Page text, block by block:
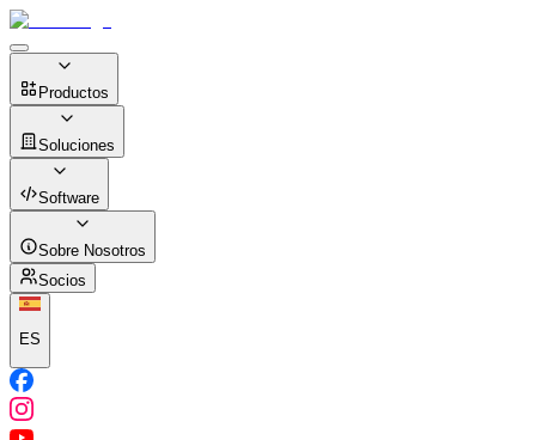
Productos
Soluciones
Software
Sobre Nosotros
Socios
ES